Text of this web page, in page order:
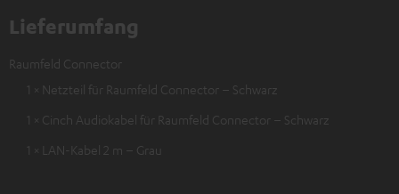
Lieferumfang
Raumfeld Connector
1 × Netzteil für Raumfeld Connector – Schwarz
1 × Cinch Audiokabel für Raumfeld Connector – Schwarz
1 × LAN-Kabel 2 m – Grau